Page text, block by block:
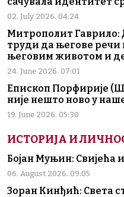
02. July 2026. 04:24
Митрополит Гаврило:
труди да његове речи
његовим животом и
24. June 2026. 07:01
Епископ Порфирије
није нешто ново у
19. June 2026. 05:30
ИСТОРИЈА И
Бојан Муњин: Свијећа
06. August 2026. 09:05
Зоран Кинђић: Света